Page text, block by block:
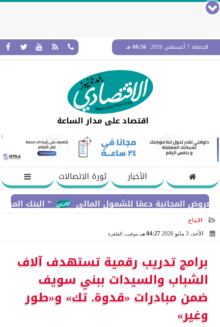
الجمعة 7 أغسطس 2026 08:56 مـ
اقتصاد على مدار الساعة
الأخبار
ثورة الاتصالات
” البنك المركزي” : معدلات الشمول المالي
دعمًا للشمول المالي
الابداع
الأحد، 3 مايو 2026
04:27 مـ بتوقيت القاهرة
برامج تدريب رقمية تستهدف آلاف
الشباب والسيدات ببني سويف
ضمن مبادرات «قدوة. تك» و«طور
وغير»